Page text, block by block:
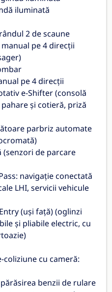
iluminată
2 de scaune
pe 4 direcții
pe 4 direcții
e-Shifter (consolă
și cotieră, priză
parbriz automate
(senzori de parcare
navigație conectată
LHI, servicii vehicule
(uși față) (oglinzi
și pliabile electric, cu
coliziune cu cameră:
benzii de rulare